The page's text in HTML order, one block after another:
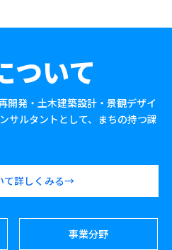
ついて
開発・土木建築設計・景観デザイ
サルタントとして、まちの持つ課
て詳しくみる→
事業分野